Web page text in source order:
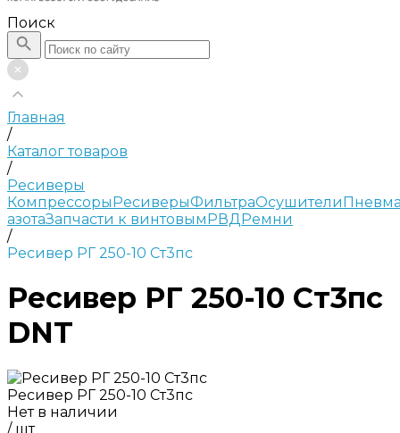
Поиск
Главная
/
Каталог товаров
/
Ресиверы
КомпрессорыРесиверыФильтраОсушители
азотаЗапчасти к винтовымРВДРемни
/
Ресивер РГ 250-10 Ст3пс
Ресивер РГ 250-10 Ст3пс
DNT
Ресивер РГ 250-10 Ст3пс
Нет в наличии
/ шт